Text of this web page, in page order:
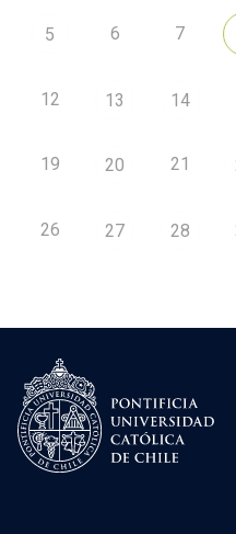
5 6 7
12 13 14
19 20 21
26 27 28